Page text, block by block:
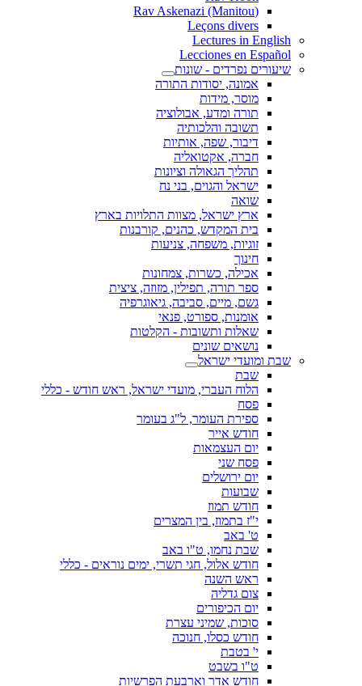
(Rav Askenazi (Manitou
Leçons divers
Lectures in English
Lecciones en Español
שיעורים נפרדים - שונות
אמונה, יסודות התורה
מוסר, מידות
תורה ומדע, אבולוציה
תשובה והלכותיה
דיבור, שפה, אותיות
חברה, אקטואליה
תהליך הגאולה וציונות
ישראל והגוים, בני נח
שואה
ארץ ישראל, מצוות התלויות בארץ
בית המקדש, כהנים, קורבנות
זוגיות, משפחה, צניעות
חינוך
אכילה, כשרות, צמחונות
ספר תורה, תפילין, מזוזה, ציצית
גשם, מיים, סביבה, גיאוגרפיה
אומנות, ספורט, פנאי
שאלות ותשובות - הקלטות
נושאים שונים
שבת ומועדי ישראל
שבת
הלוח העברי, מועדי ישראל, ראש חודש - כללי
פסח
ספירת העומר, ל"ג בעומר
חודש אייר
יום העצמאות
פסח שני
יום ירושלים
שבועות
חודש תמוז
י"ז בתמוז, בין המצרים
ט' באב
שבת נחמו, ט"ו באב
חודש אלול, חגי תשרי, ימים נוראים - כללי
ראש השנה
צום גדליה
יום הכיפורים
סוכות, שמיני עצרת
חודש כסלו, חנוכה
י' בטבת
ט"ו בשבט
חודש אדר וארבעת הפרשיות